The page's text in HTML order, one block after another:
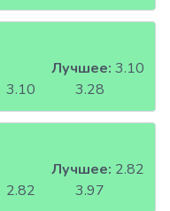
3.10 3.28
Лучшее: 3.10
2.82 3.97
Лучшее: 2.82